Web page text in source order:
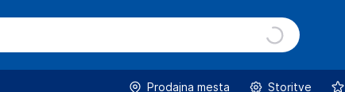
Prodajna mesta Storitve